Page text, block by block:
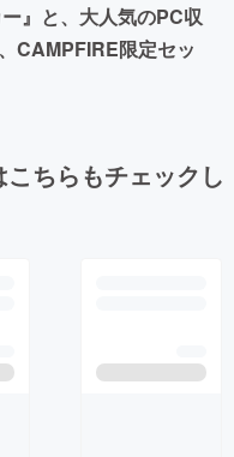
』と、大人気のPC収
CAMPFIRE限定セッ
ちらもチェックし